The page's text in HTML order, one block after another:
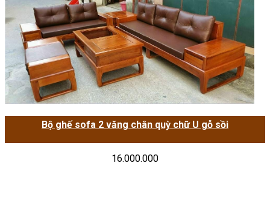
Bộ ghế sofa 2 văng chân quỳ chữ U gỗ sồi
16.000.000